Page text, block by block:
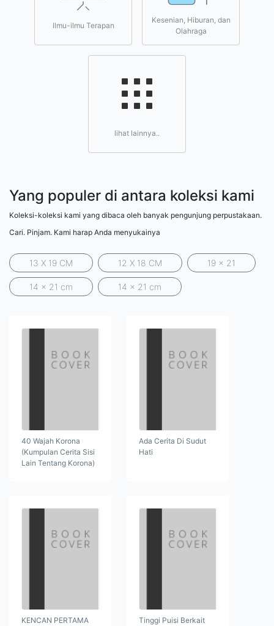
Ilmu-ilmu Terapan
Kesenian, Hiburan, dan
Olahraga
lihat lainnya..
Yang populer di antara koleksi kami
Koleksi-koleksi kami yang dibaca oleh banyak pengunjung perpustakaan.
Cari. Pinjam. Kami harap Anda menyukainya
13 X 19 CM 12 X 18 CM 19 x 21
14 x 21 cm 14 x 21 cm
40 Wajah Korona
(Kumpulan Cerita Sisi
Lain Tentang Korona)
Ada Cerita Di Sudut
Hati
KENCAN PERTAMA
Tinggi Puisi Berkait